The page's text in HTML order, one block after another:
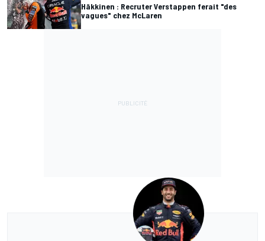
Häkkinen : Recruter Verstappen ferait "des
vagues" chez McLaren